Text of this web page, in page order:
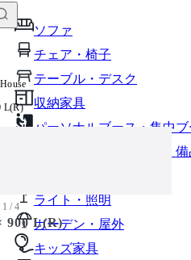
ソファ
チェア・椅子
テーブル・デスク
収納家具
パーソナルブース・集中
オフィスアクセサリー・
ライト・照明
ガーデン・屋外
キッズ家具
けて、カートに追加できます
L(R)
1 / 4
900 L(R)